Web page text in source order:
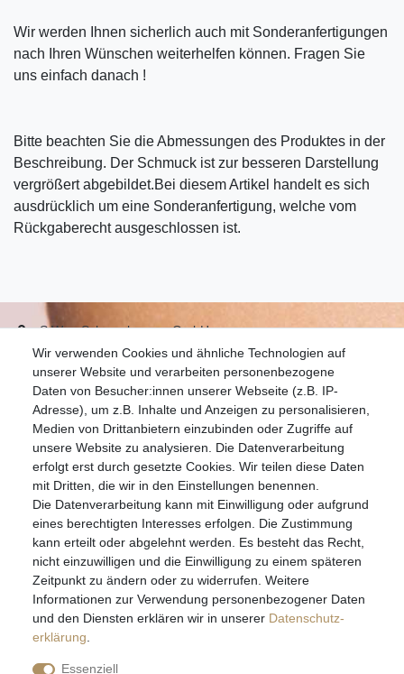
Wir werden Ihnen sicherlich auch mit Sonderanfertigungen
nach Ihren Wünschen weiterhelfen können. Fragen Sie
uns einfach danach !
Bitte beachten Sie die Abmessungen des Produktes in der
Beschreibung. Der Schmuck ist zur besseren Darstellung
vergrößert abgebildet.Bei diesem Artikel handelt es sich
ausdrücklich um eine Sonderanfertigung, welche vom
Rückgaberecht ausgeschlossen ist.
Wir verwenden Cookies und ähnliche Technologien auf
unserer Website und verarbeiten personenbezogene
Daten von Besucher:innen unserer Webseite (z.B. IP-
Adresse), um z.B. Inhalte und Anzeigen zu personalisieren,
Medien von Drittanbietern einzubinden oder Zugriffe auf
unsere Website zu analysieren. Die Datenverarbeitung
erfolgt erst durch gesetzte Cookies. Wir teilen diese Daten
mit Dritten, die wir in den Einstellungen benennen.
Die Datenverarbeitung kann mit Einwilligung oder aufgrund
eines berechtigten Interesses erfolgen. Die Zustimmung
kann erteilt oder abgelehnt werden. Es besteht das Recht,
nicht einzuwilligen und die Einwilligung zu einem späteren
Zeitpunkt zu ändern oder zu widerrufen. Weitere
Informationen zur Verwendung personenbezogener Daten
und den Diensten erklären wir in unserer Daten­schutz­
erklärung
Essenziell
S.W.w. Schmuckwaren GmbH
07051-9608828
info@schmuckador.de
Montag bis Freitag 8.30 – 12.00 Uhr und 13.30 bis 17.30 Uhr
Widerrufs­recht Widerrufs­formular Impressum
Daten­schutz­erklärung AGB
E-MAIL **
Hiermit bestätige ich, dass ich die